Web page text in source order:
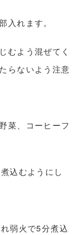
入れます。
むよう混ぜてく
らないよう注意
菜、コーヒーフ
込むようにし
弱火で5分煮込